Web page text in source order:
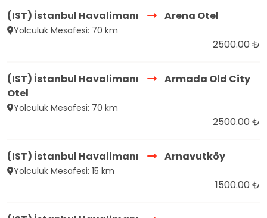
(IST) İstanbul Havalimanı Arena Otel
Yolculuk Mesafesi: 70 km
2500.00 ₺
(IST) İstanbul Havalimanı
Armada Old City
Otel
Yolculuk Mesafesi: 70 km
2500.00 ₺
(IST) İstanbul Havalimanı Arnavutköy
Yolculuk Mesafesi: 15 km
1500.00 ₺